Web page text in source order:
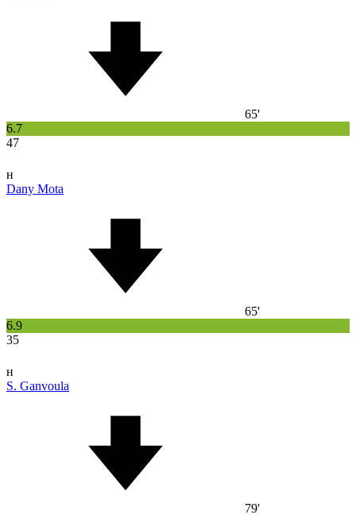
65'
6.7
47
н
Dany Mota
65'
6.9
35
н
S. Ganvoula
79'